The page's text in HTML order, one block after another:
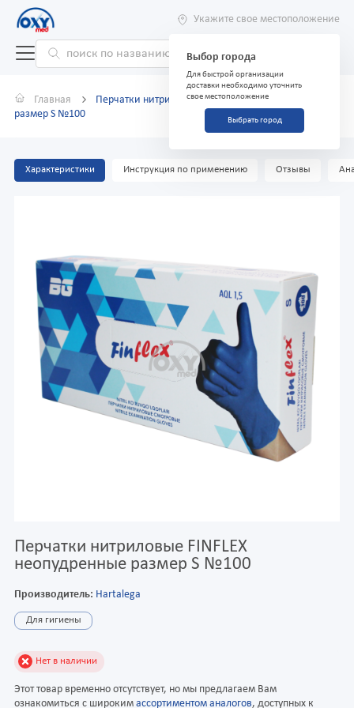
Укажите свое местоположение
Выбор города
Для быстрой организации
доставки необходимо уточнить
свое местоположение
Выбрать город
Главная
Перчатки нитриловые FINFLEX неопудренные
размер S №100
Характеристики Инструкция по применению Отзывы
Перчатки нитриловые FINFLEX
неопудренные размер S №100
Производитель: Hartalega
Для гигиены
Нет в наличии
Этот товар временно отсутствует, но мы предлагаем Вам
ознакомиться с широким ассортиментом аналогов, доступных к